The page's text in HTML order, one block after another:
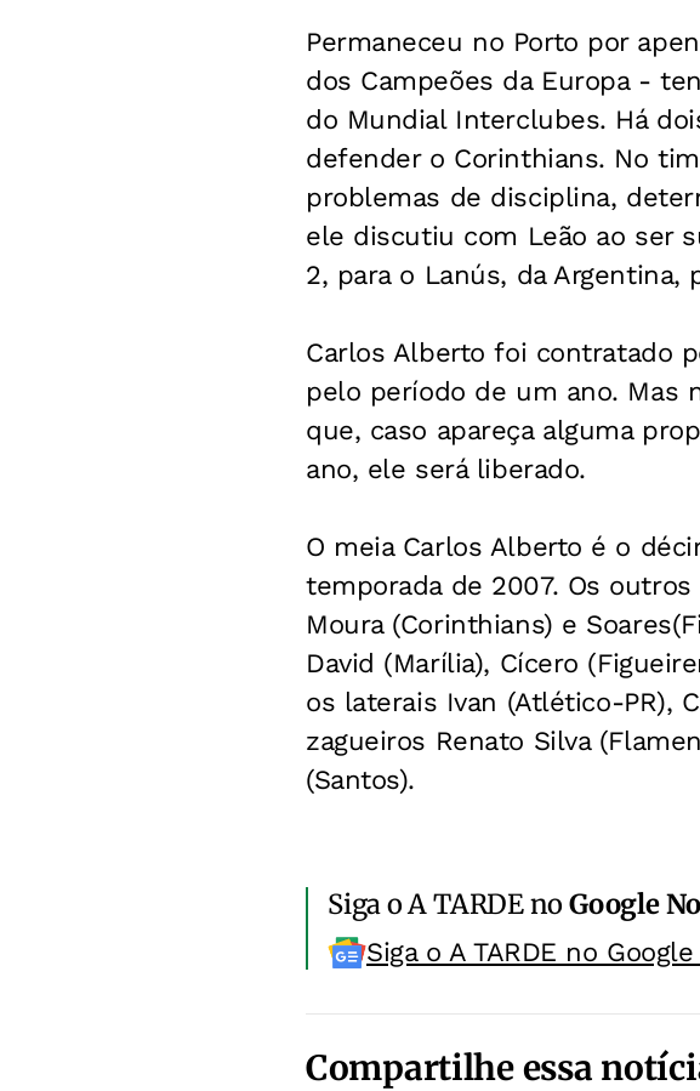
Permaneceu no Porto por
dos Campeões da Europa -
do Mundial Interclubes. Há
defender o Corinthians. No
problemas de disciplina,
ele discutiu com Leão ao ser
2, para o Lanús, da Argentina,
Carlos Alberto foi contratado
pelo período de um ano. Mas
que, caso apareça alguma
ano, ele será liberado.
O meia Carlos Alberto é o
temporada de 2007. Os outros
Moura (Corinthians) e
David (Marília), Cícero
os laterais Ivan (Atlético-PR),
zagueiros Renato Silva
(Santos).
Siga o A TARDE noGoogle
Siga o A TARDE no
Compartilhe essa